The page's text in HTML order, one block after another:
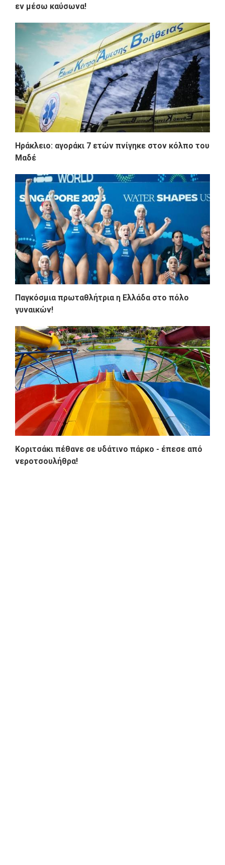
εν μέσω καύσωνα!
Ηράκλειο: αγοράκι 7 ετών πνίγηκε στον κόλπο του
Μαδέ
Παγκόσμια πρωταθλήτρια η Ελλάδα στο πόλο
γυναικών!
Κοριτσάκι πέθανε σε υδάτινο πάρκο - έπεσε από
νεροτσουλήθρα!